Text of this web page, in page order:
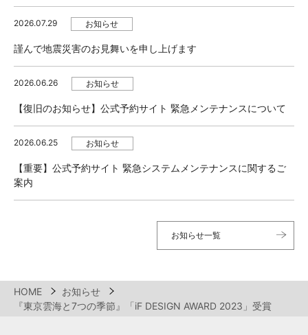
2026.07.29 お知らせ
謹んで地震災害のお見舞いを申し上げます
2026.06.26 お知らせ
【復旧のお知らせ】公式予約サイト 緊急メンテナンスについて
2026.06.25 お知らせ
【重要】公式予約サイト 緊急システムメンテナンスに関するご
案内
お知らせ一覧
HOME
お知らせ
『東京雲海と7つの季節』「iF DESIGN AWARD 2023」受賞